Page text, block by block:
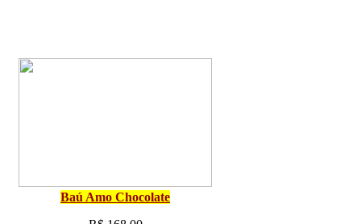
Baú Amo Chocolate